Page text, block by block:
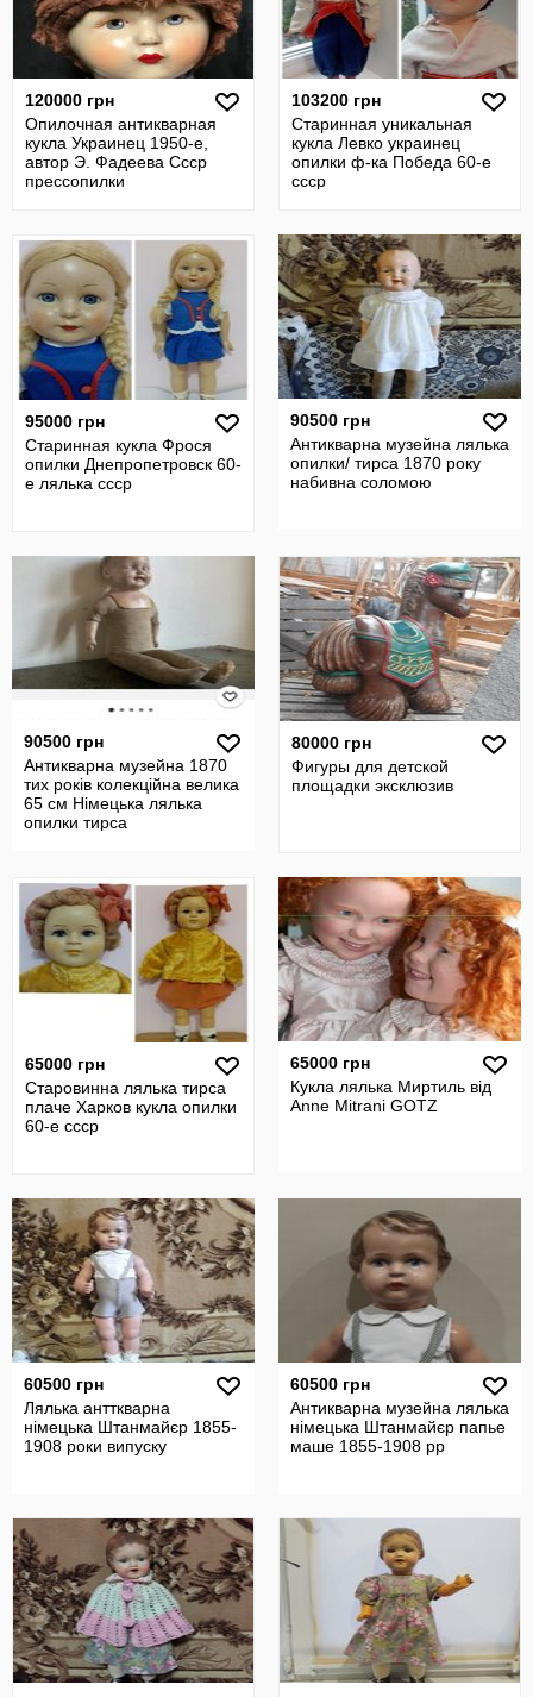
120000 грн
Опилочная антикварная
кукла Украинец 1950-е,
автор Э. Фадеева Ссср
прессопилки
103200 грн
Старинная уникальная
кукла Левко украинец
опилки ф-ка Победа 60-е
ссср
95000 грн
Старинная кукла Фрося
опилки Днепропетровск 60-
е лялька ссср
90500 грн
Антикварна музейна лялька
опилки/ тирса 1870 року
набивна соломою
90500 грн
Антикварна музейна 1870
тих років колекційна велика
65 см Німецька лялька
опилки тирса
80000 грн
Фигуры для детской
площадки эксклюзив
65000 грн
Старовинна лялька тирса
плаче Харков кукла опилки
60-е ссср
65000 грн
Кукла лялька Миртиль від
Anne Mitrani GOTZ
60500 грн
Лялька антткварна
німецька Штанмайєр 1855-
1908 роки випуску
60500 грн
Антикварна музейна лялька
німецька Штанмайєр папье
маше 1855-1908 рр